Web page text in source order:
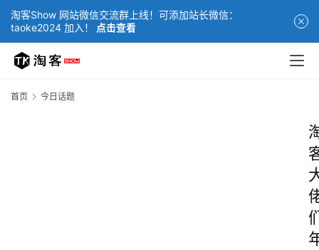
淘客Show 网站微信交流群上线！可添加站长微信：
taoke2024 加入！
点击查看
首页 今日话题